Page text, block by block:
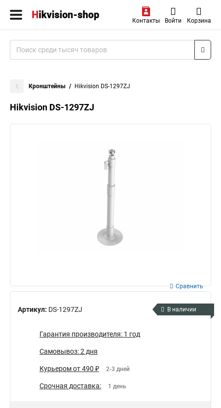
Контакты Войти Корзина
Кронштейны Hikvision DS-1297ZJ
Hikvision DS-1297ZJ
Артикул: DS-1297ZJ
Сравнить
В наличии
Гарантия производителя: 1 год
Самовывоз: 2 дня
Курьером от 490 ₽ 2-3 дней
Срочная доставка: 1 день